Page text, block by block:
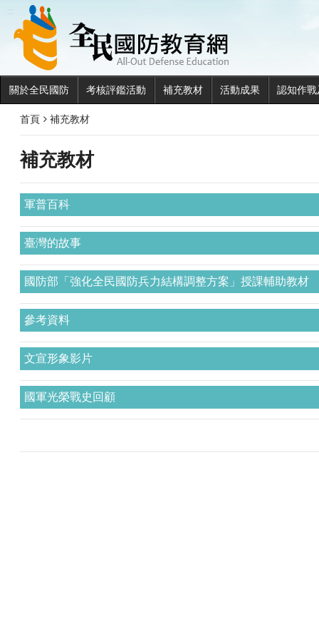
:::
關於全民國防 考核評鑑活動 補充教材 活動成果 認知作
首頁 補充教材
補充教材
軍普百科
臺灣的故事
國防部「強化全民國防兵力結構調整方案」授課輔助教材
參考資料
文宣形象影片
國軍光榮戰史回顧